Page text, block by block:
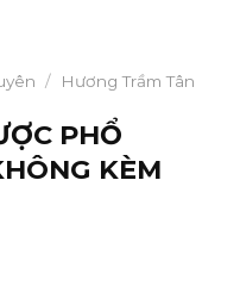
/
Hương Trầm Tân
PHỔ
KÈM